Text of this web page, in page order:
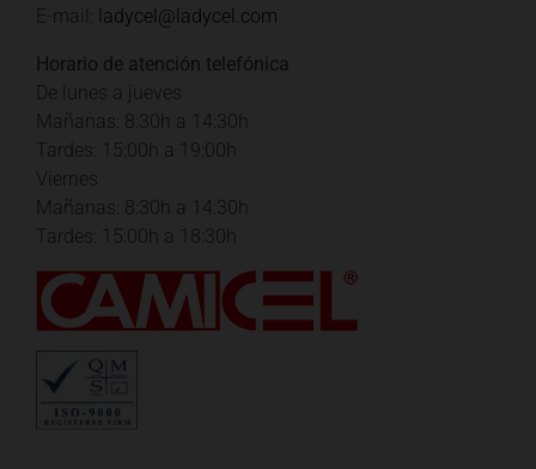
E-mail: ladycel@ladycel.com
Horario de atención telefónica
De lunes a jueves
Mañanas: 8:30h a 14:30h
Tardes: 15:00h a 19:00h
Viernes
Mañanas: 8:30h a 14:30h
Tardes: 15:00h a 18:30h